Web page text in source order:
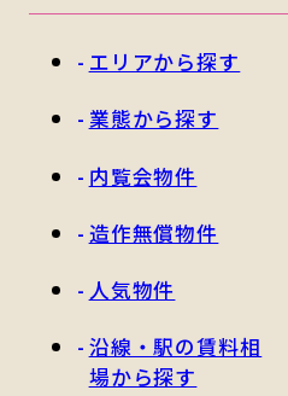
エリアから探す
業態から探す
内覧会物件
造作無償物件
人気物件
沿線・駅の賃料相
場から探す